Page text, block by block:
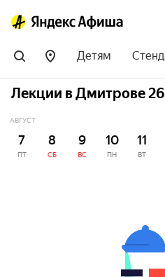
Детям
Лекции в Дмитрове
АВГУСТ
7
ПТ
8
СБ
9
ВС
10
ПН
11
ВТ